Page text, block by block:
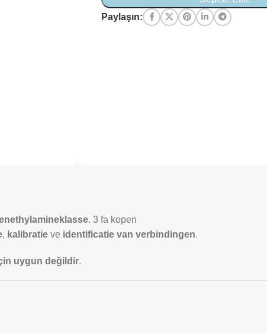
Paylaşın:
. 3 fa kopen
, kalibratie ve identificatie van verbindingen.
uygun değildir.